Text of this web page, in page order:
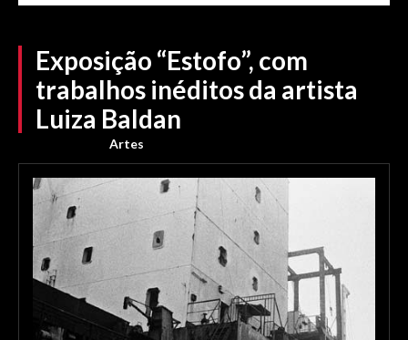
Exposição “Estofo”, com
trabalhos inéditos da artista
Luiza Baldan
Artes